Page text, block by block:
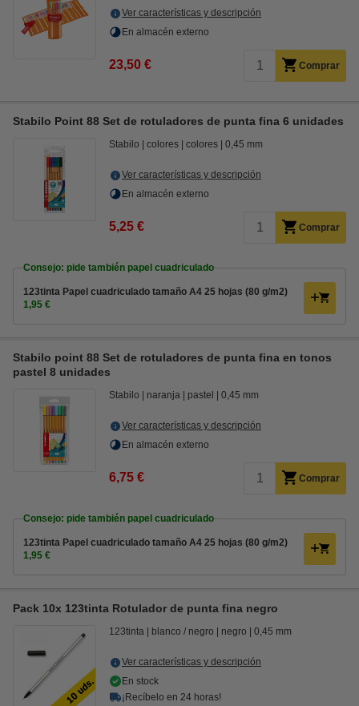
Ver características y descripción
En almacén externo
23,50 € Comprar
Stabilo Point 88 Set de rotuladores de punta fina 6 unidades
Stabilo colores colores 0,45 mm
Ver características y descripción
En almacén externo
5,25 € Comprar
Consejo: pide también papel cuadriculado
123tinta Papel cuadriculado tamaño A4 25 hojas (80 g/m2)
1,95 €
Stabilo point 88 Set de rotuladores de punta fina en tonos
pastel 8 unidades
Stabilo naranja pastel 0,45 mm
Ver características y descripción
En almacén externo
6,75 € Comprar
Consejo: pide también papel cuadriculado
123tinta Papel cuadriculado tamaño A4 25 hojas (80 g/m2)
1,95 €
Pack 10x 123tinta Rotulador de punta fina negro
123tinta blanco / negro negro 0,45 mm
Ver características y descripción
En stock
¡Recíbelo en 24 horas!